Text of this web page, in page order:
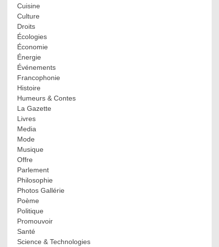
Cuisine
Culture
Droits
Écologies
Économie
Énergie
Événements
Francophonie
Histoire
Humeurs & Contes
La Gazette
Livres
Media
Mode
Musique
Offre
Parlement
Philosophie
Photos Gallérie
Poème
Politique
Promouvoir
Santé
Science & Technologies